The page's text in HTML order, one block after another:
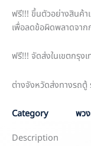
ฟรี!!! ขึ้นตัวอย่างสินค้
เพื่อลดข้อผิดพลาดจาก
ฟรี!!! จัดส่งในเขตกรุ
ต่างจังหวัดส่งทางรถ
Category
พว
Description